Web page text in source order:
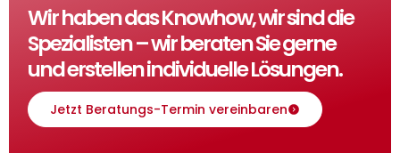
Wir haben das Knowhow, wir sind die
Spezialisten – wir beraten Sie gerne
und erstellen individuelle Lösungen.
Jetzt Beratungs-Termin vereinbaren